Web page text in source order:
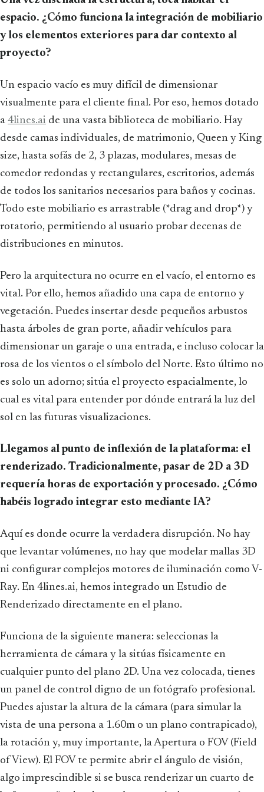
espacio. ¿Cómo funciona la integración de mobiliario
y los elementos exteriores para dar contexto al
proyecto?
Un espacio vacío es muy difícil de dimensionar
visualmente para el cliente final. Por eso, hemos dotado
a 4lines.ai de una vasta biblioteca de mobiliario. Hay
desde camas individuales, de matrimonio, Queen y King
size, hasta sofás de 2, 3 plazas, modulares, mesas de
comedor redondas y rectangulares, escritorios, además
de todos los sanitarios necesarios para baños y cocinas.
Todo este mobiliario es arrastrable (*drag and drop*) y
rotatorio, permitiendo al usuario probar decenas de
distribuciones en minutos.
Pero la arquitectura no ocurre en el vacío, el entorno es
vital. Por ello, hemos añadido una capa de entorno y
vegetación. Puedes insertar desde pequeños arbustos
hasta árboles de gran porte, añadir vehículos para
dimensionar un garaje o una entrada, e incluso colocar la
rosa de los vientos o el símbolo del Norte. Esto último no
es solo un adorno; sitúa el proyecto espacialmente, lo
cual es vital para entender por dónde entrará la luz del
sol en las futuras visualizaciones.
Llegamos al punto de inflexión de la plataforma: el
renderizado. Tradicionalmente, pasar de 2D a 3D
requería horas de exportación y procesado. ¿Cómo
habéis logrado integrar esto mediante IA?
Aquí es donde ocurre la verdadera disrupción. No hay
que levantar volúmenes, no hay que modelar mallas 3D
ni configurar complejos motores de iluminación como V-
Ray. En 4lines.ai, hemos integrado un Estudio de
Renderizado directamente en el plano.
Funciona de la siguiente manera: seleccionas la
herramienta de cámara y la sitúas físicamente en
cualquier punto del plano 2D. Una vez colocada, tienes
un panel de control digno de un fotógrafo profesional.
Puedes ajustar la altura de la cámara (para simular la
vista de una persona a 1.60m o un plano contrapicado),
la rotación y, muy importante, la Apertura o FOV (Field
of View). El FOV te permite abrir el ángulo de visión,
algo imprescindible si se busca renderizar un cuarto de